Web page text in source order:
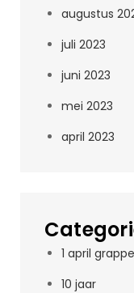
augustus
juli 2023
juni 2023
mei 2023
april 2023
1 april
10 jaar